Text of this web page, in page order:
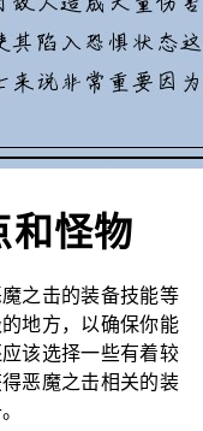
和怪物
之击的装备技能等
地方，以确保你能
该选择一些有着较
恶魔之击相关的装